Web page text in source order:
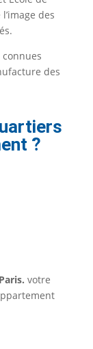
des
des
?
votre